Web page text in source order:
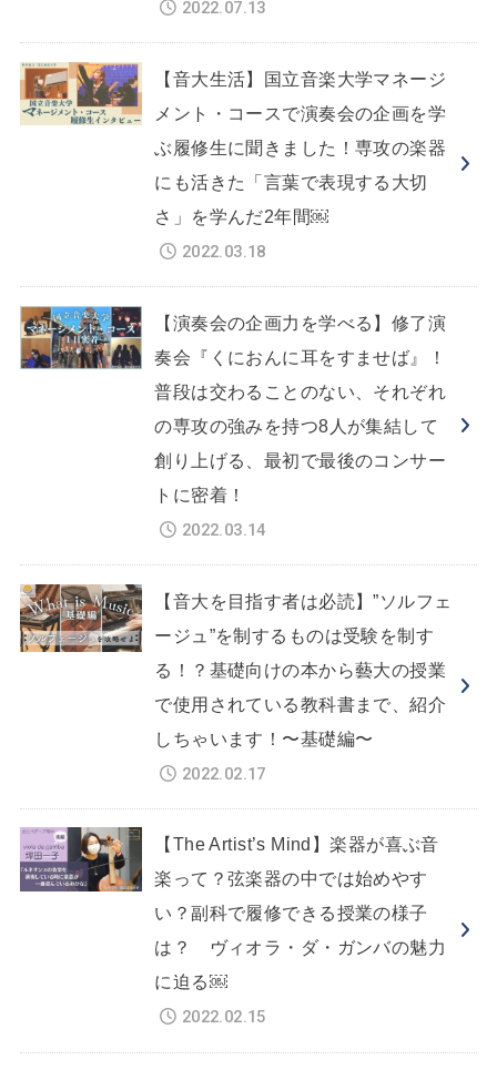
2022.07.13
【音大生活】国立音楽大学マネージ
メント・コースで演奏会の企画を学
ぶ履修生に聞きました！専攻の楽器
にも活きた「言葉で表現する大切
さ」を学んだ2年間￼
2022.03.18
【演奏会の企画力を学べる】修了演
奏会『くにおんに耳をすませば』！
普段は交わることのない、それぞれ
の専攻の強みを持つ8人が集結して
創り上げる、最初で最後のコンサー
トに密着！
2022.03.14
【音大を目指す者は必読】”ソルフェ
ージュ”を制するものは受験を制す
る！？基礎向けの本から藝大の授業
で使用されている教科書まで、紹介
しちゃいます！〜基礎編〜
2022.02.17
【The Artist’s Mind】楽器が喜ぶ音
楽って？弦楽器の中では始めやす
い？副科で履修できる授業の様子
は？ ヴィオラ・ダ・ガンバの魅力
に迫る￼
2022.02.15